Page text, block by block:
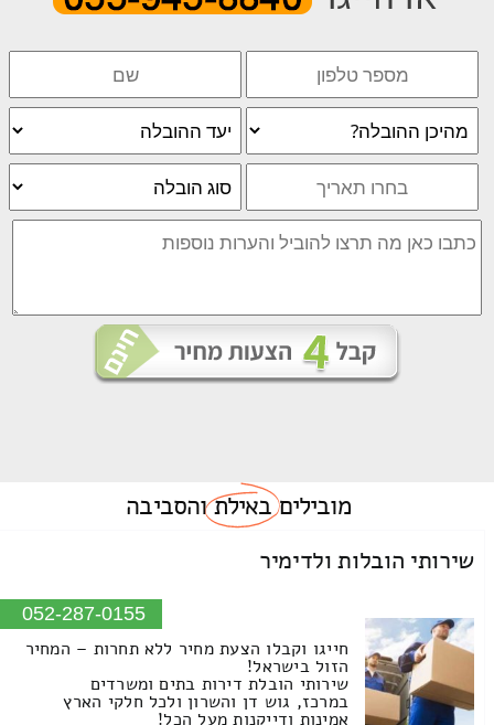
מוביליםבאילתוהסביבה
שירותי הובלות ולדימיר
052-287-0155
חייגו וקבלו הצעת מחיר ללא תחרות – המחיר
הזול בישראל!
שירותי הובלת דירות בתים ומשרדים
במרכז, גוש דן והשרון ולכל חלקי הארץ
אמינות ודייקנות מעל הכל!